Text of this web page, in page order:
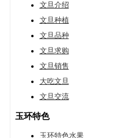
文旦介绍
文旦种植
文旦品种
文旦求购
文旦销售
大吃文旦
文旦交流
玉环特色
玉环特色水果